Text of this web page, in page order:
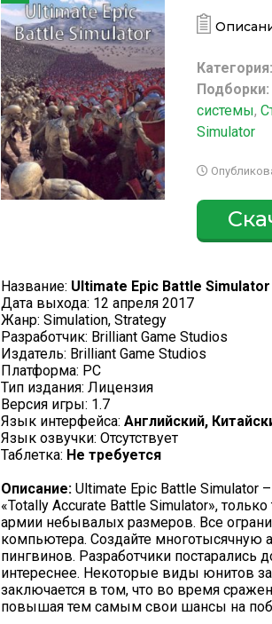
Категория:
Подборки:
системы,
Simulator
Название: Ultimate Epic Battle Simulator
Дата выхода: 12 апреля 2017
Жанр: Simulation, Strategy
Разработчик: Brilliant Game Studios
Издатель: Brilliant Game Studios
Платформа: PC
Тип издания: Лицензия
Версия игры: 1.7
Язык интерфейса: Английский,
Язык озвучки: Отсутствует
Таблетка: Не требуется
Описание: Ultimate Epic Battle Simulator
«Totally Accurate Battle Simulator»,
армии небывалых размеров. Все
компьютера. Создайте
пингвинов. Разработчики постарались
интереснее. Некоторые виды юнитов
заключается в том, что во время
повышая тем самым свои шансы на